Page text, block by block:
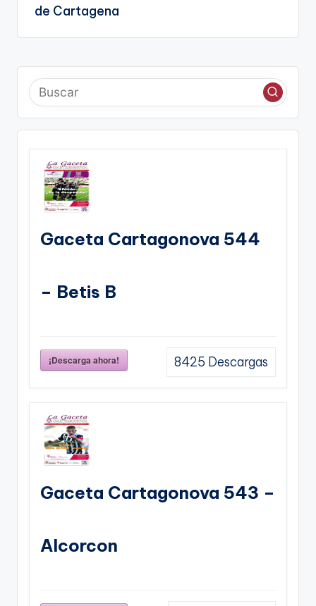
de Cartagena
Gaceta Cartagonova 544
– Betis B
¡Descarga ahora! 8425 Descargas
Gaceta Cartagonova 543 –
Alcorcon